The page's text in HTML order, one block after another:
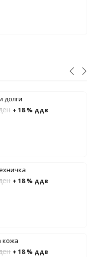
долги
+ 18 % ддв
+ 18 % ддв
кожа
+ 18 % ддв